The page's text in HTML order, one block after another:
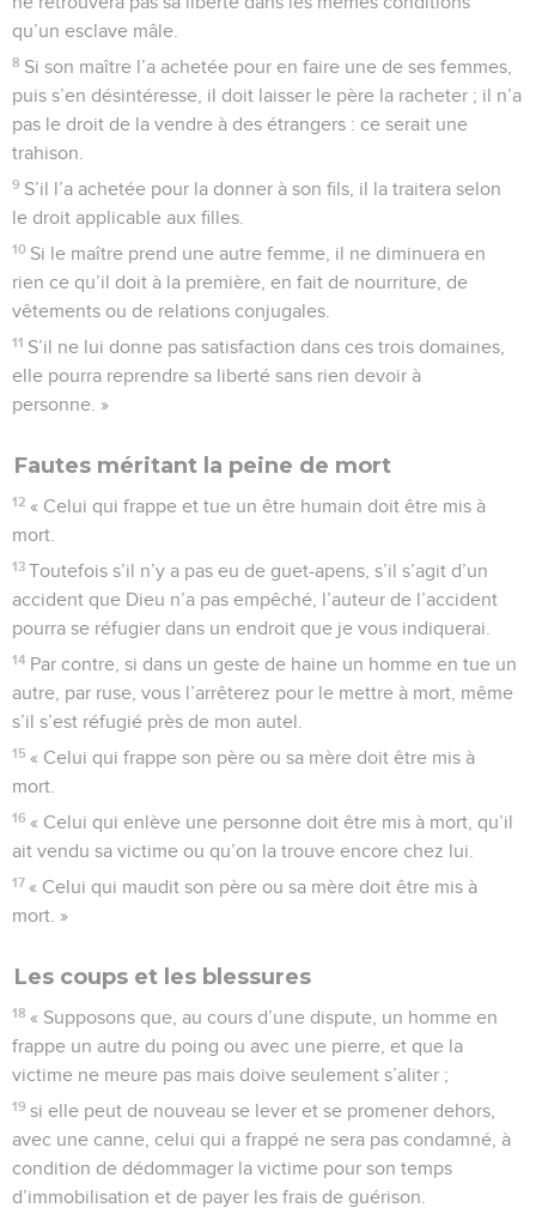
qu’un esclave mâle.
8 Si son maître l’a achetée pour en faire une de ses femmes,
puis s’en désintéresse, il doit laisser le père la racheter ; il n’a
pas le droit de la vendre à des étrangers : ce serait une
trahison.
9 S’il l’a achetée pour la donner à son fils, il la traitera selon
le droit applicable aux filles.
10 Si le maître prend une autre femme, il ne diminuera en
rien ce qu’il doit à la première, en fait de nourriture, de
vêtements ou de relations conjugales.
11 S’il ne lui donne pas satisfaction dans ces trois domaines,
elle pourra reprendre sa liberté sans rien devoir à
personne. »
Fautes méritant la peine de mort
12 « Celui qui frappe et tue un être humain doit être mis à
mort.
13 Toutefois s’il n’y a pas eu de guet-apens, s’il s’agit d’un
accident que Dieu n’a pas empêché, l’auteur de l’accident
pourra se réfugier dans un endroit que je vous indiquerai.
14 Par contre, si dans un geste de haine un homme en tue un
autre, par ruse, vous l’arrêterez pour le mettre à mort, même
s’il s’est réfugié près de mon autel.
15 « Celui qui frappe son père ou sa mère doit être mis à
mort.
16 « Celui qui enlève une personne doit être mis à mort, qu’il
ait vendu sa victime ou qu’on la trouve encore chez lui.
17 « Celui qui maudit son père ou sa mère doit être mis à
mort. »
Les coups et les blessures
18 « Supposons que, au cours d’une dispute, un homme en
frappe un autre du poing ou avec une pierre, et que la
victime ne meure pas mais doive seulement s’aliter ;
19 si elle peut de nouveau se lever et se promener dehors,
avec une canne, celui qui a frappé ne sera pas condamné, à
condition de dédommager la victime pour son temps
d’immobilisation et de payer les frais de guérison.